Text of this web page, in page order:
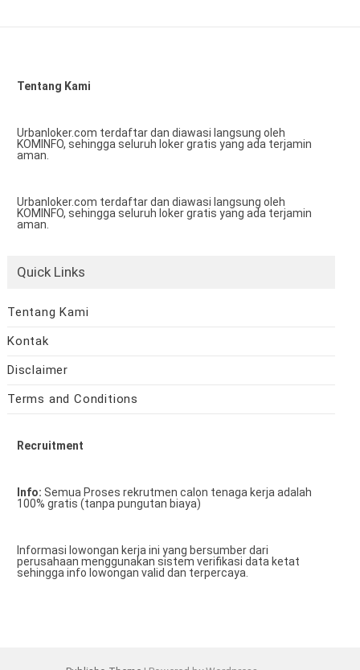
Tentang Kami
Urbanloker.com terdaftar dan diawasi langsung oleh
KOMINFO, sehingga seluruh loker gratis yang ada terjamin
aman.
Urbanloker.com terdaftar dan diawasi langsung oleh
KOMINFO, sehingga seluruh loker gratis yang ada terjamin
aman.
Quick Links
Tentang Kami
Kontak
Disclaimer
Terms and Conditions
Recruitment
Info: Semua Proses rekrutmen calon tenaga kerja adalah
100% gratis (tanpa pungutan biaya)
Informasi lowongan kerja ini yang bersumber dari
perusahaan menggunakan sistem verifikasi data ketat
sehingga info lowongan valid dan terpercaya.